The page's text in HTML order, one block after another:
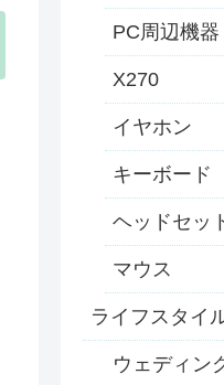
PC周辺機器
X270
イヤホン
キーボード
ヘッドセッ
マウス
ライフスタイ
ウェディン